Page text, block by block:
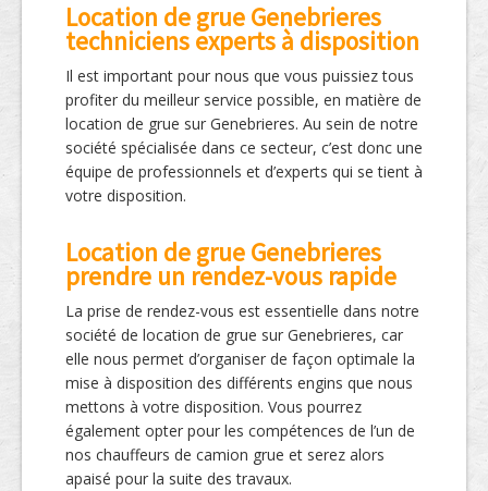
Location de grue Genebrieres
techniciens experts à disposition
Il est important pour nous que vous puissiez tous
profiter du meilleur service possible, en matière de
location de grue sur Genebrieres. Au sein de notre
société spécialisée dans ce secteur, c’est donc une
équipe de professionnels et d’experts qui se tient à
votre disposition.
Location de grue Genebrieres
prendre un rendez-vous rapide
La prise de rendez-vous est essentielle dans notre
société de location de grue sur Genebrieres, car
elle nous permet d’organiser de façon optimale la
mise à disposition des différents engins que nous
mettons à votre disposition. Vous pourrez
également opter pour les compétences de l’un de
nos chauffeurs de camion grue et serez alors
apaisé pour la suite des travaux.